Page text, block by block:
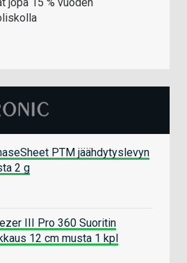
PTM jäähdytyslevyn
2 g
III Pro 360 Suoritin
12 cm musta 1 kpl